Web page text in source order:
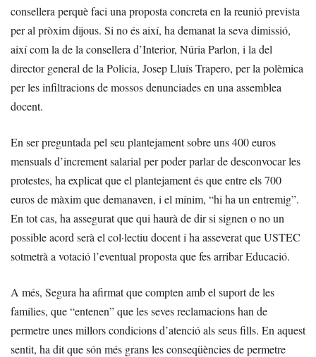
consellera perquè faci una proposta concreta en la reunió prevista
per al pròxim dijous. Si no és així, ha demanat la seva dimissió,
així com la de la consellera d’Interior, Núria Parlon, i la del
director general de la Policia, Josep Lluís Trapero, per la polèmica
per les infiltracions de mossos denunciades en una assemblea
docent.
En ser preguntada pel seu plantejament sobre uns 400 euros
mensuals d’increment salarial per poder parlar de desconvocar les
protestes, ha explicat que el plantejament és que entre els 700
euros de màxim que demanaven, i el mínim, “hi ha un entremig”.
En tot cas, ha assegurat que qui haurà de dir si signen o no un
possible acord serà el col·lectiu docent i ha asseverat que USTEC
sotmetrà a votació l’eventual proposta que fes arribar Educació.
A més, Segura ha afirmat que compten amb el suport de les
famílies, que “entenen” que les seves reclamacions han de
permetre unes millors condicions d’atenció als seus fills. En aquest
sentit, ha dit que són més grans les conseqüències de permetre